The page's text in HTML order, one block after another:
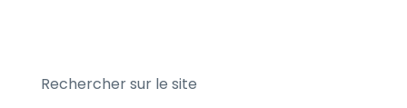
Rechercher sur le site